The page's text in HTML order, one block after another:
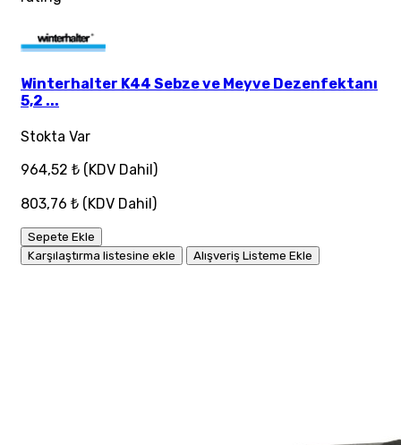
Winterhalter K44 Sebze ve Meyve Dezenfektanı
5,2 ...
Stokta Var
964,52 ₺ (KDV Dahil)
803,76 ₺ (KDV Dahil)
Sepete Ekle
Karşılaştırma listesine ekle
Alışveriş Listeme Ekle